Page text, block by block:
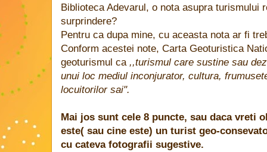
Biblioteca Adevarul, o nota asupra turismului
surprindere?
Pentru ca dupa mine, cu aceasta nota ar fi
Conform acestei note, Carta Geoturistica
geoturismul ca ,,turismul care sustine sau
unui loc mediul inconjurator, cultura,
locuitorilor sai".
Mai jos sunt cele 8 puncte, sau daca vreti
este( sau cine este) un turist geo-
cu cateva fotografii sugestive.